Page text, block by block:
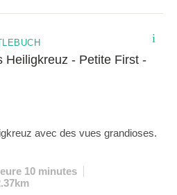
i
Heiligkreuz - Petite First -
avec des vues grandioses.
10 minutes